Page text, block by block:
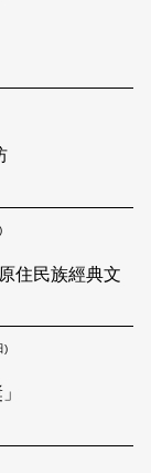
住民族經典文
)